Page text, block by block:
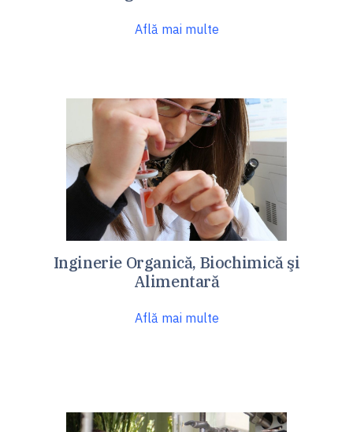
Află mai multe
Inginerie Organică, Biochimică şi
Alimentară
Află mai multe